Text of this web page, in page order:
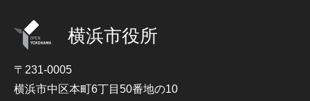
横浜市役所
〒231-0005
横浜市中区本町6丁目50番地の10